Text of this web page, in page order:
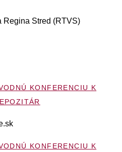
Regina Stred (RTVS)
KONFERENCIU K
KONFERENCIU K